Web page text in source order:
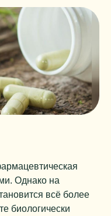
Однако на
всё более
биологически